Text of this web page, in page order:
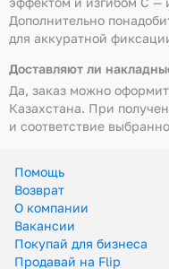
Дополнительно
для аккуратной
Доставляют ли
Да, заказ можно
Казахстана. При
и соответствие
Помощь
Возврат
О компании
Вакансии
Покупай для бизнеса
Продавай на Flip